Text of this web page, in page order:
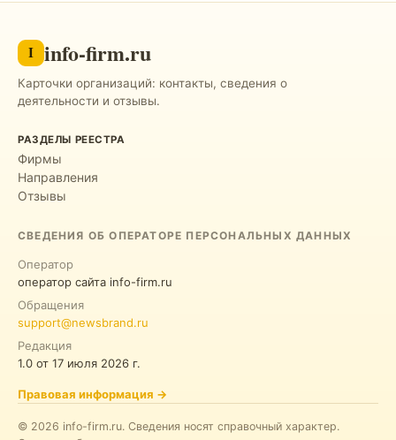
I info-firm.ru
Карточки организаций: контакты, сведения о
деятельности и отзывы.
РАЗДЕЛЫ РЕЕСТРА
Фирмы
Направления
Отзывы
СВЕДЕНИЯ ОБ ОПЕРАТОРЕ ПЕРСОНАЛЬНЫХ ДАННЫХ
Оператор
оператор сайта info-firm.ru
Обращения
support@newsbrand.ru
Редакция
1.0 от 17 июля 2026 г.
Правовая информация →
© 2026 info-firm.ru. Сведения носят справочный характер.